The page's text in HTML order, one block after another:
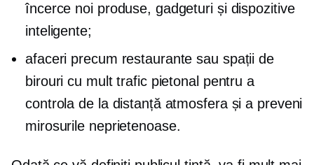
încerce noi produse, gadgeturi și dispozitive
inteligente;
afaceri precum restaurante sau spații de
birouri cu mult trafic pietonal pentru a
controla de la distanță atmosfera și a preveni
mirosurile neprietenoase.